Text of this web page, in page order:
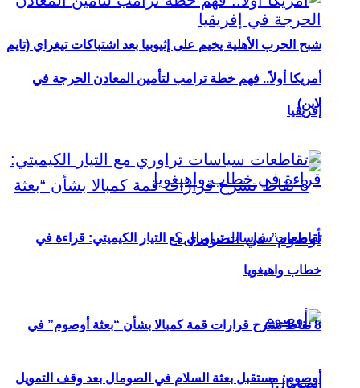
شبح الحرب الأهلية يخيم على إثيوبيا بعد اشتباكات تيغراي (تايم
لاين)
8 نقاط تشرح قرارات قمة كمبالا بشأن “بعثة أوصوم” في
الصومال؟
أمريكا أولاً.. فهم خطة ترامب لتأمين المعادن الحرجة في
إفريقيا
تقاطعات سياسات تراوري مع التيار الكيميتي: قراءة في
خطاب واهيغويا
أوصوم: مستقبل بعثة السلام في الصومال بعد وقف التمويل